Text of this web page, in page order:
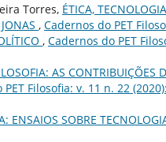
Torres, ÉTICA,
, Cadernos do PET
, Cadernos do PET
AS CONTRIBUIÇÕES
Filosofia: v. 11 n. 22
ENSAIOS SOBRE